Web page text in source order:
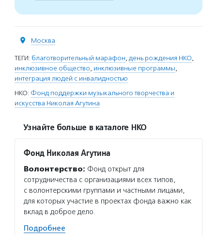
Москва
ТЕГИ: благотворительный марафон, день рождения НКО,
инклюзивное общество, инклюзивные программы,
интеграция людей с инвалидностью
НКО: Фонд поддержки музыкального творчества и
искусства Николая Агутина
Узнайте больше в каталоге НКО
Фонд Николая Агутина
Волонтерство: Фонд открыт для
сотрудничества с организациями всех типов,
с волонтерскими группами и частными лицами,
для которых участие в проектах фонда важно как
вклад в доброе дело.
Подробнее